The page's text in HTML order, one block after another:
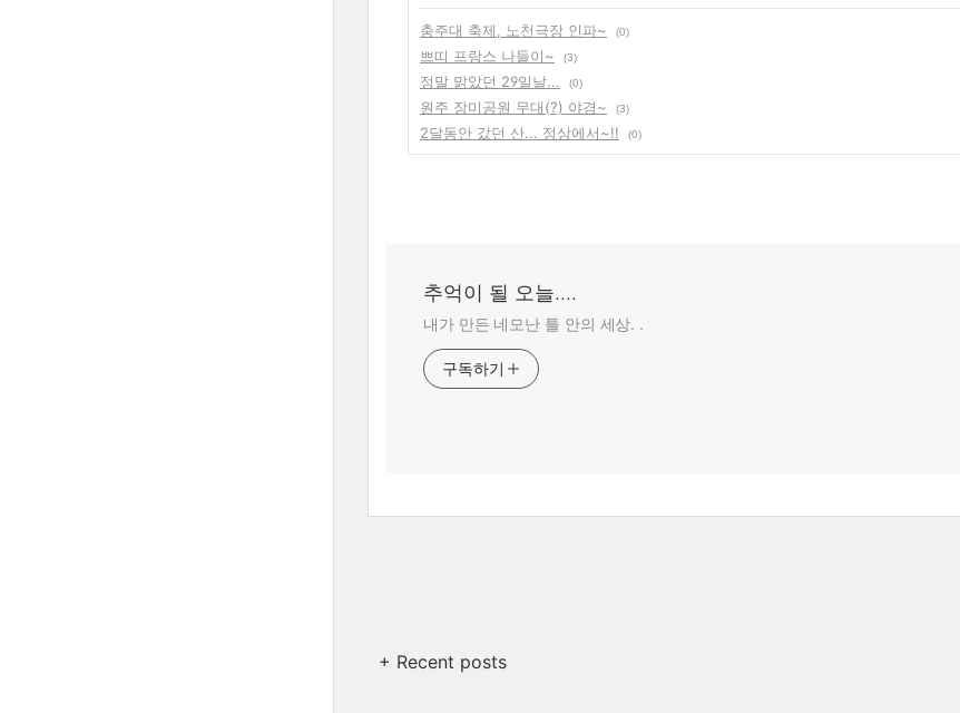
충주대 축제, 노천극장 인파~ (0)
쁘띠 프랑스 나들이~
(3)
정말 맑았던 29일날...
(0)
원주 장미공원 무대(?) 야경~
(3)
2달동안 갔던 산... 정상에서~!!
(0)
추억이 될 오늘....
내가 만든 네모난 틀 안의 세상. .
구독하기
+ Recent posts